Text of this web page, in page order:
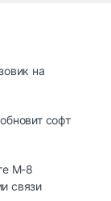
на
софт
М-8
связи